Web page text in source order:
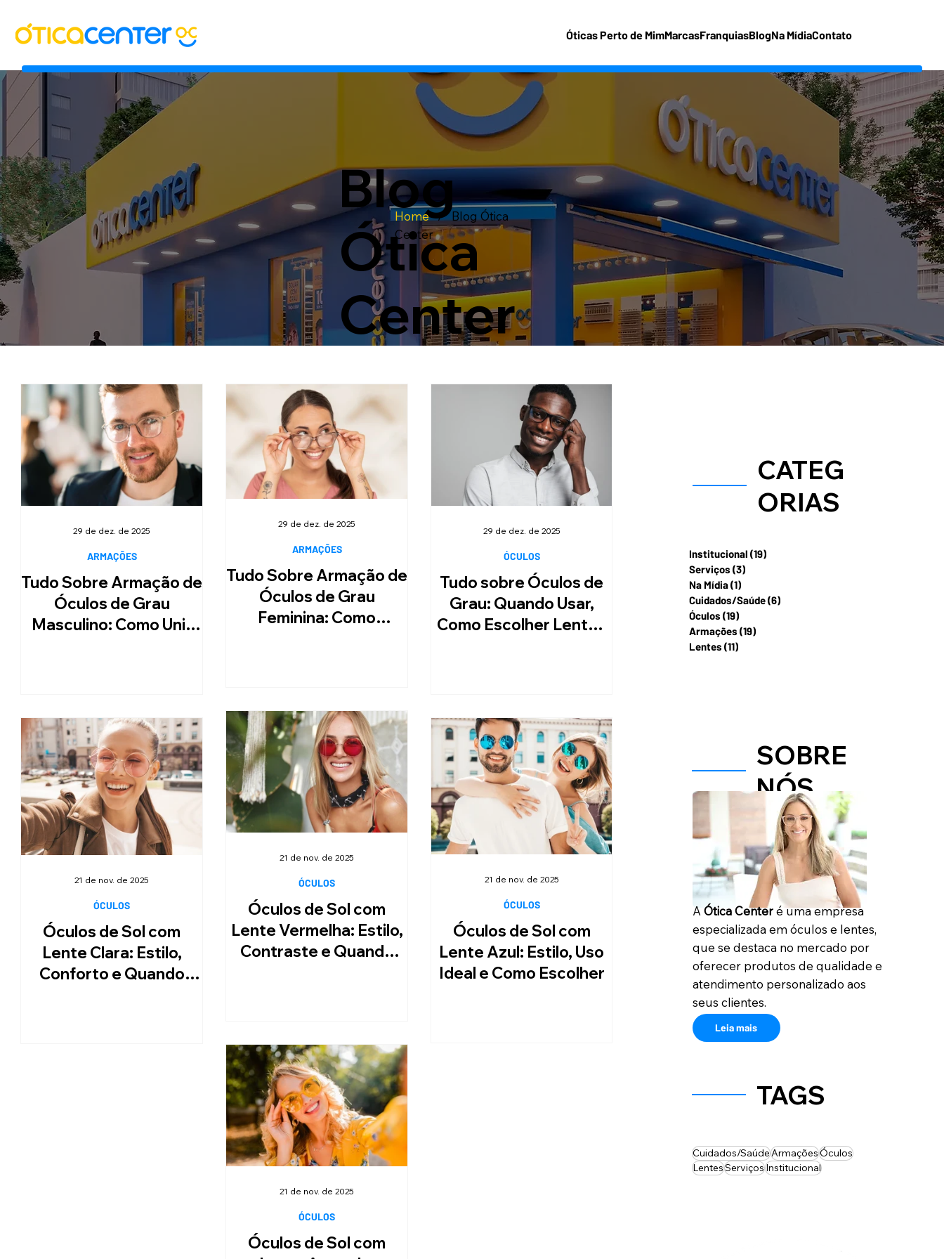
Óticas Perto de MimMarcasFranquiasBlogNa MídiaContato
Blog
Ótica
Center
Home /Blog Ótica
Center
Tudo Sobre Armação de
Óculos de Grau
Masculino: Como Unir
ARMAÇÕES
29 de dez. de 2025
Tudo Sobre Armação de
Óculos de Grau
Feminina: Como
ARMAÇÕES
29 de dez. de 2025
Tudo sobre Óculos de
Grau: Quando Usar,
Como Escolher Lentes
ÓCULOS
29 de dez. de 2025
Óculos de Sol com
Lente Vermelha: Estilo,
Contraste e Quando
ÓCULOS
21 de nov. de 2025
Óculos de Sol com
Lente Clara: Estilo,
Conforto e Quando
ÓCULOS
21 de nov. de 2025
Óculos de Sol com
Lente Azul: Estilo, Uso
Ideal e Como Escolher
ÓCULOS
21 de nov. de 2025
Óculos de Sol com
ÓCULOS
21 de nov. de 2025
Institucional (19)
Serviços (3)
Na Mídia(1)
Cuidados/Saúde(6)
Óculos (19)
Armações (19)
Lentes (11)
CATEG
ORIAS
SOBRE
NÓS
A Ótica Centeré uma empresa
especializada em óculos e lentes,
que se destaca no mercado por
oferecer produtos de qualidade e
atendimento personalizado aos
seus clientes.
Leia mais
TAGS
Cuidados/SaúdeArmaçõesÓculos
LentesServiçosInstitucional